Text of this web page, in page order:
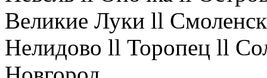
Великие Луки ll
Нелидово ll Торопец ll